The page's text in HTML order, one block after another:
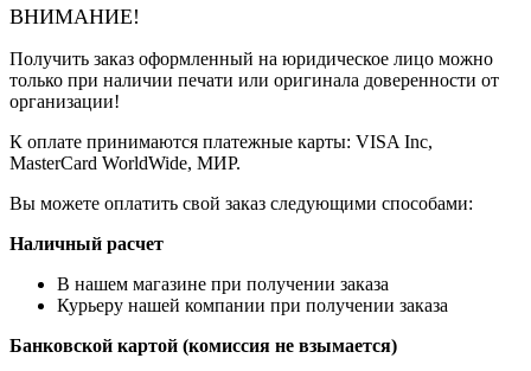
ВНИМАНИЕ!
Получить заказ оформленный на юридическое лицо можно
только при наличии печати или оригинала доверенности от
организации!
К оплате принимаются платежные карты: VISA Inc,
MasterCard WorldWide, МИР.
Вы можете оплатить свой заказ следующими способами:
Наличный расчет
В нашем магазине при получении заказа
Курьеру нашей компании при получении заказа
Банковской картой (комиссия не взымается)